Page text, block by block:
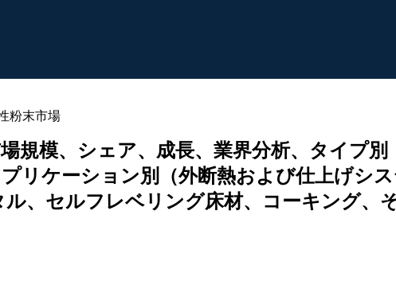
粉末市場
規模、シェア、成長、業界分析、タイプ
リケーション別（外断熱および仕上げシ
、セルフレベリング床材、コーキング、